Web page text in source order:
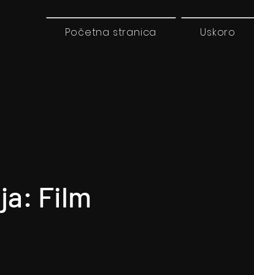
Početna stranica Uskoro
Film